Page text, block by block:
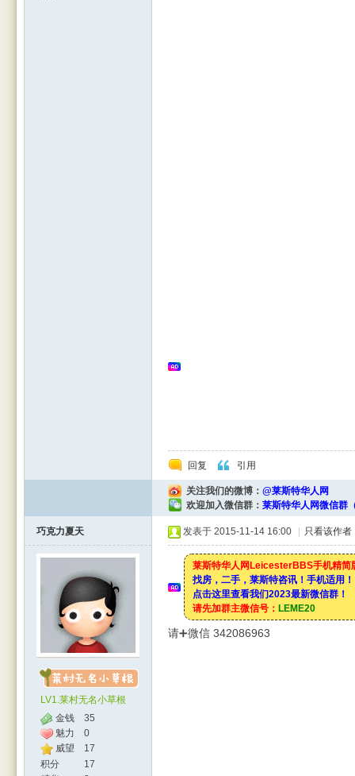
回复 引用
关注我们的微博：@莱斯特华人网
欢迎加入微信群：莱斯特华人网微信群
巧克力夏天
LV1.莱村无名小草根
金钱
35
魅力
0
威望
17
积分
17
发表于 2015-11-14 16:00 只看该作者
莱斯特华人网LeicesterBBS手机精简
找房，二手，莱斯特咨讯！手机适用！
点击这里查看我们2023最新微信群！
请先加群主微信号： LEME20
请➕微信 342086963